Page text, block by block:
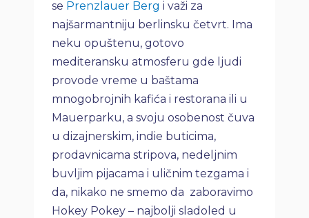
se Prenzlauer Berg i važi za
najšarmantniju berlinsku četvrt. Ima
neku opuštenu, gotovo
mediteransku atmosferu gde ljudi
provode vreme u baštama
mnogobrojnih kafića i restorana ili u
Mauerparku, a svoju osobenost čuva
u dizajnerskim, indie buticima,
prodavnicama stripova, nedeljnim
buvljim pijacama i uličnim tezgama i
da, nikako ne smemo da zaboravimo
Hokey Pokey – najbolji sladoled u